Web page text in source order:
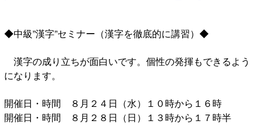
◆中級”漢字”セミナー（漢字を徹底的に講習）◆
漢字の成り立ちが面白いです。個性の発揮もできるよう
になります。
開催日・時間 ８月２４日（水）１０時から１６時
開催日・時間 ８月２８日（日）１３時から１７時半